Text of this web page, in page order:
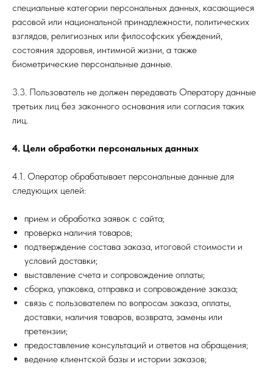
специальные категории персональных данных, касающиеся
расовой или национальной принадлежности, политических
взглядов, религиозных или философских убеждений,
состояния здоровья, интимной жизни, а также
биометрические персональные данные.
3.3. Пользователь не должен передавать Оператору данные
третьих лиц без законного основания или согласия таких
лиц.
4. Цели обработки персональных данных
4.1. Оператор обрабатывает персональные данные для
следующих целей:
прием и обработка заявок с сайта;
проверка наличия товаров;
подтверждение состава заказа, итоговой стоимости и
условий доставки;
выставление счета и сопровождение оплаты;
сборка, упаковка, отправка и сопровождение заказа;
связь с пользователем по вопросам заказа, оплаты,
доставки, наличия товаров, возврата, замены или
претензии;
предоставление консультаций и ответов на обращения;
ведение клиентской базы и истории заказов;